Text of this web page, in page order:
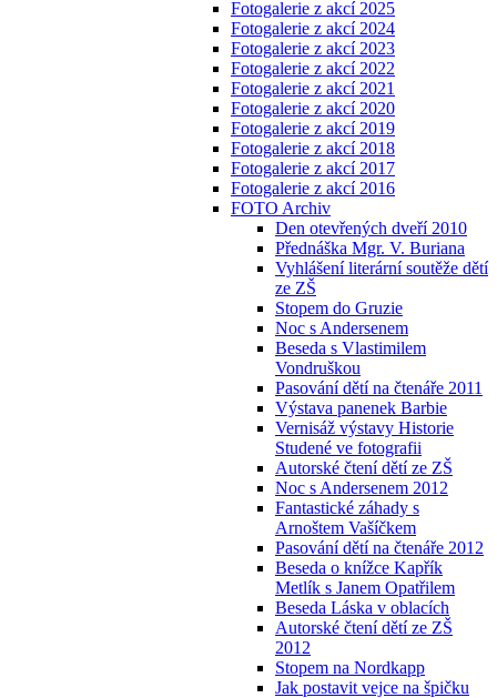
Fotogalerie z akcí 2025
Fotogalerie z akcí 2024
Fotogalerie z akcí 2023
Fotogalerie z akcí 2022
Fotogalerie z akcí 2021
Fotogalerie z akcí 2020
Fotogalerie z akcí 2019
Fotogalerie z akcí 2018
Fotogalerie z akcí 2017
Fotogalerie z akcí 2016
FOTO Archiv
Den otevřených dveří 2010
Přednáška Mgr. V. Buriana
Vyhlášení literární soutěže dětí
ze ZŠ
Stopem do Gruzie
Noc s Andersenem
Beseda s Vlastimilem
Vondruškou
Pasování dětí na čtenáře 2011
Výstava panenek Barbie
Vernisáž výstavy Historie
Studené ve fotografii
Autorské čtení dětí ze ZŠ
Noc s Andersenem 2012
Fantastické záhady s
Arnoštem Vašíčkem
Pasování dětí na čtenáře 2012
Beseda o knížce Kapřík
Metlík s Janem Opatřilem
Beseda Láska v oblacích
Autorské čtení dětí ze ZŠ
2012
Stopem na Nordkapp
Jak postavit vejce na špičku